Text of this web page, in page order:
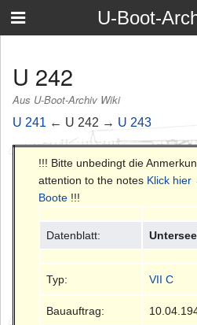
U-Boot-
U 242
Aus U-Boot-Archiv Wiki
U 241 ← U 242 → U 243
!!! Bitte unbedingt die
attention to the notes Klick hier
Boote !!!
Datenblatt:
Typ: VII C
Bauauftrag: